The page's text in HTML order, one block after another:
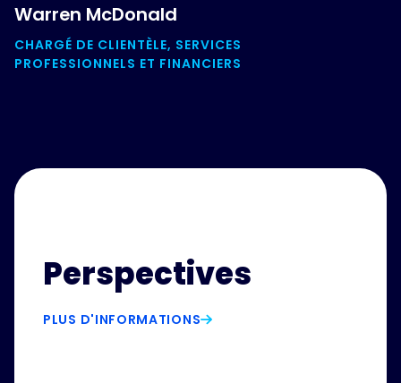
Warren McDonald
CHARGÉ DE CLIENTÈLE, SERVICES
PROFESSIONNELS ET FINANCIERS
Perspectives
PLUS D'INFORMATIONS